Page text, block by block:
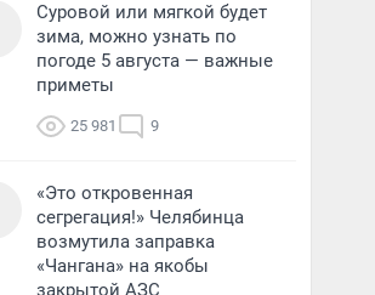
Суровой или мягкой будет
зима, можно узнать по
погоде 5 августа — важные
приметы
25 981 9
«Это откровенная
сегрегация!» Челябинца
возмутила заправка
«Чангана» на якобы
закрытой АЗС